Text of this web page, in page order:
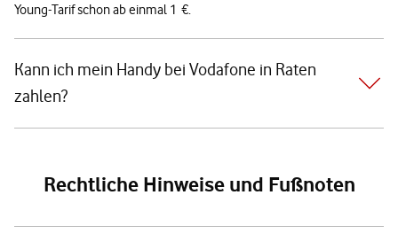
Young-Tarif schon ab einmal 1 €.
Kann ich mein Handy bei Vodafone in Raten
zahlen?
Rechtliche Hinweise und Fußnoten